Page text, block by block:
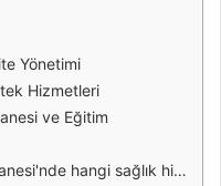
Yönetimi
Hizmetleri
ve Eğitim
sağlık hizmetleri sunulmaktadır?